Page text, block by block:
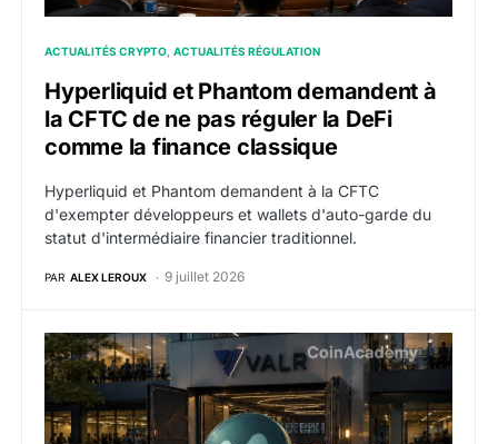
ACTUALITÉS CRYPTO ACTUALITÉS RÉGULATION
Hyperliquid et Phantom demandent à
la CFTC de ne pas réguler la DeFi
comme la finance classique
Hyperliquid et Phantom demandent à la CFTC
d'exempter développeurs et wallets d'auto-garde du
statut d'intermédiaire financier traditionnel.
PAR ALEX LEROUX 9 juillet 2026
VALR intègre Hyperliquid : 200 marchés perpétuels,